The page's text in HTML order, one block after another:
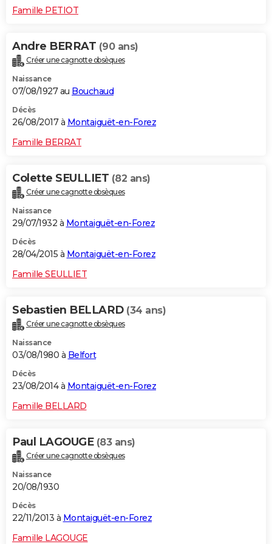
Famille PETIOT
Andre BERRAT (90 ans)
Créer une cagnotte obsèques
Naissance
07/08/1927 au Bouchaud
Décès
26/08/2017 à Montaiguët-en-Forez
Famille BERRAT
Colette SEULLIET (82 ans)
Créer une cagnotte obsèques
Naissance
29/07/1932 à Montaiguët-en-Forez
Décès
28/04/2015 à Montaiguët-en-Forez
Famille SEULLIET
Sebastien BELLARD (34 ans)
Créer une cagnotte obsèques
Naissance
03/08/1980 à Belfort
Décès
23/08/2014 à Montaiguët-en-Forez
Famille BELLARD
Paul LAGOUGE (83 ans)
Créer une cagnotte obsèques
Naissance
20/08/1930
Décès
22/11/2013 à Montaiguët-en-Forez
Famille LAGOUGE